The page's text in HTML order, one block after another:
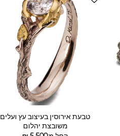
טבעת אירוסין בעיצוב עץ ועלים
משובצת יהלום